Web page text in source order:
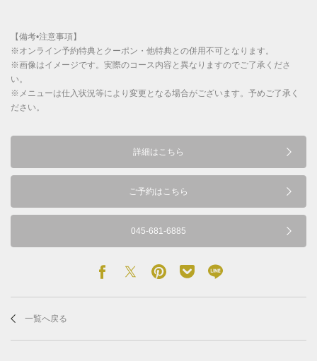
【備考•注意事項】
※オンライン予約特典とクーポン・他特典との併用不可となります。
※画像はイメージです。実際のコース内容と異なりますのでご了承くださ
い。
※メニューは仕入状況等により変更となる場合がございます。予めご了承く
ださい。
詳細はこちら
ご予約はこちら
045-681-6885
一覧へ戻る